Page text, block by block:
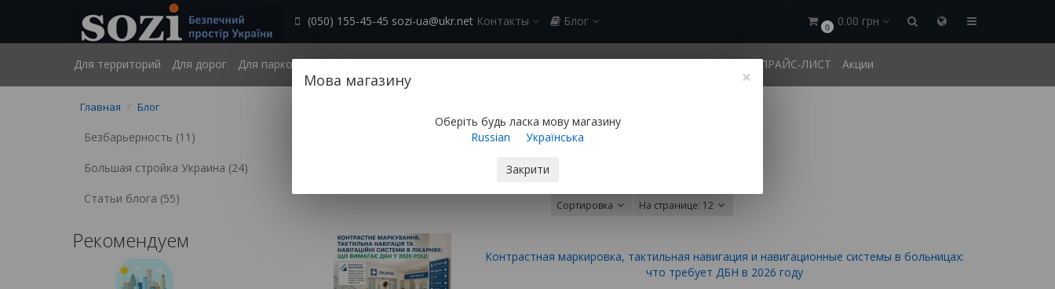
(050) 155-45-45 sozi-ua@ukr.net Контакты Блог 0 0.00 грн
Для территорий Для дорог Для парковок Безбарьерность Мобильные ограждения Нас выбрали: Доставка и оплата ПРАЙС-ЛИСТ Акции
Главная Блог
Безбарьерность (11)
Большая стройка Украина (24)
Статьи блога (55)
Рекомендуем
×
Мова магазину
Оберіть будь ласка мову магазину
Russian
Українська
Закрити
Сортировка На странице: 12
Контрастная маркировка, тактильная навигация и навигационные системы в больницах:
что требует ДБН в 2026 году